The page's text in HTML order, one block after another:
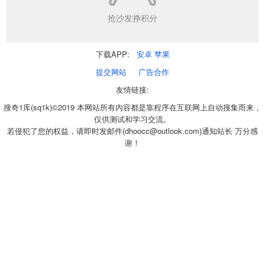
抢沙发挣积分
下载APP: 安卓 苹果
提交网站
广告合作
友情链接:
搜奇1库(sq1k)©2019 本网站所有内容都是靠程序在互联网上自动搜集而来，
仅供测试和学习交流。
若侵犯了您的权益，请即时发邮件(dhoocc@outlook.com)通知站长 万分感
谢！